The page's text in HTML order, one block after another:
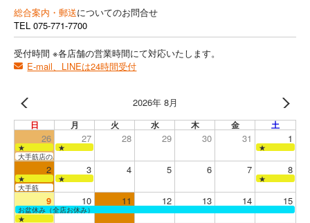
総合案内・郵送についてのお問合せ
TEL 075-771-7700
受付時間 ※各店舗の営業時間にて対応いたします。
E-mail、LINEは24時間受付
2026年 8月
日 月 火 水 木 金 土
26 27 28 29 30 31 1
★ ★
★
大手筋店のみ営業
2 3 4 5 6 7 8
★ ★
★
大手筋
9 10 11 12 13 14 15
お盆休み（全店お休み）
★